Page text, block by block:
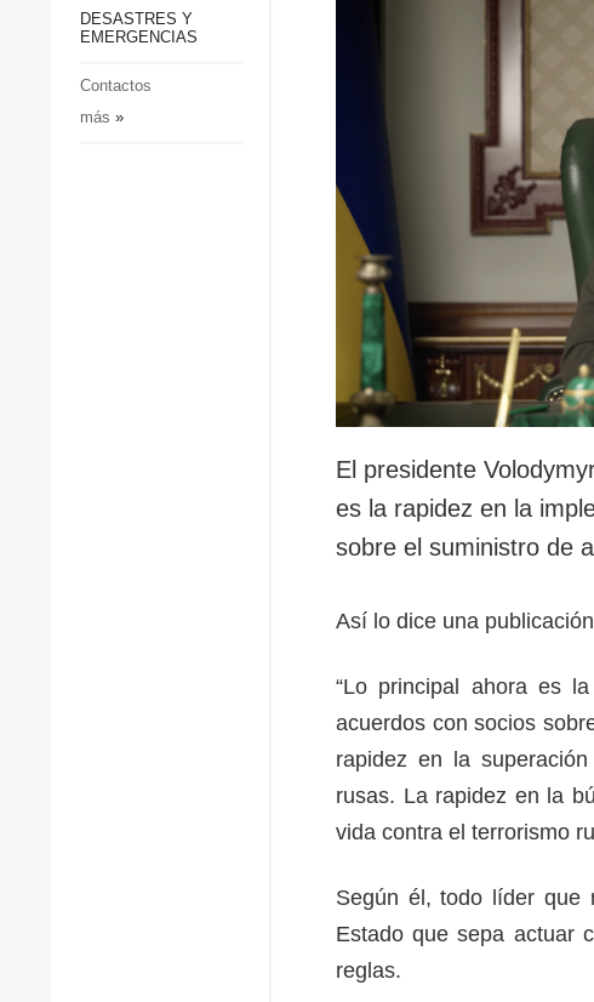
Sociedad y Cultura
DESASTRES Y
EMERGENCIAS
Contactos
más »
El presidente
es la rapidez en la
sobre el suministro de
Así lo dice una
“Lo principal ahora es
acuerdos con socios
rapidez en la
rusas. La rapidez en la
vida contra el terrorismo
Según él, todo líder que
Estado que sepa actuar
reglas.